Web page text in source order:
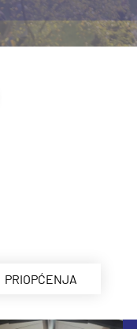
PRIOPĆENJA